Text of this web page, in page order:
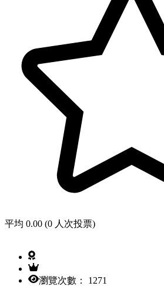
平均 0.00 (0 人次投票)
瀏覽次數： 1271